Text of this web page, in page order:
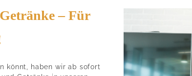
– Für
könnt, haben wir ab sofort